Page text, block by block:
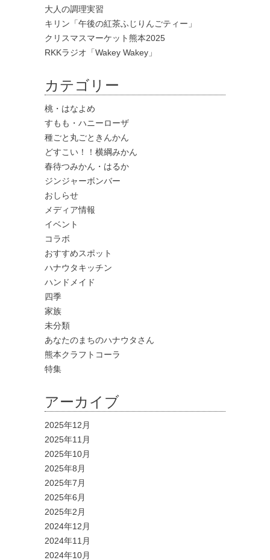
大人の調理実習
キリン「午後の紅茶ふじりんごティー」
クリスマスマーケット熊本2025
RKKラジオ「Wakey Wakey」
カテゴリー
桃・はなよめ
すもも・ハニーローザ
種ごと丸ごときんかん
どすこい！！横綱みかん
春待つみかん・はるか
ジンジャーボンバー
おしらせ
メディア情報
イベント
コラボ
おすすめスポット
ハナウタキッチン
ハンドメイド
四季
家族
未分類
あなたのまちのハナウタさん
熊本クラフトコーラ
特集
アーカイブ
2025年12月
2025年11月
2025年10月
2025年8月
2025年7月
2025年6月
2025年2月
2024年12月
2024年11月
2024年10月